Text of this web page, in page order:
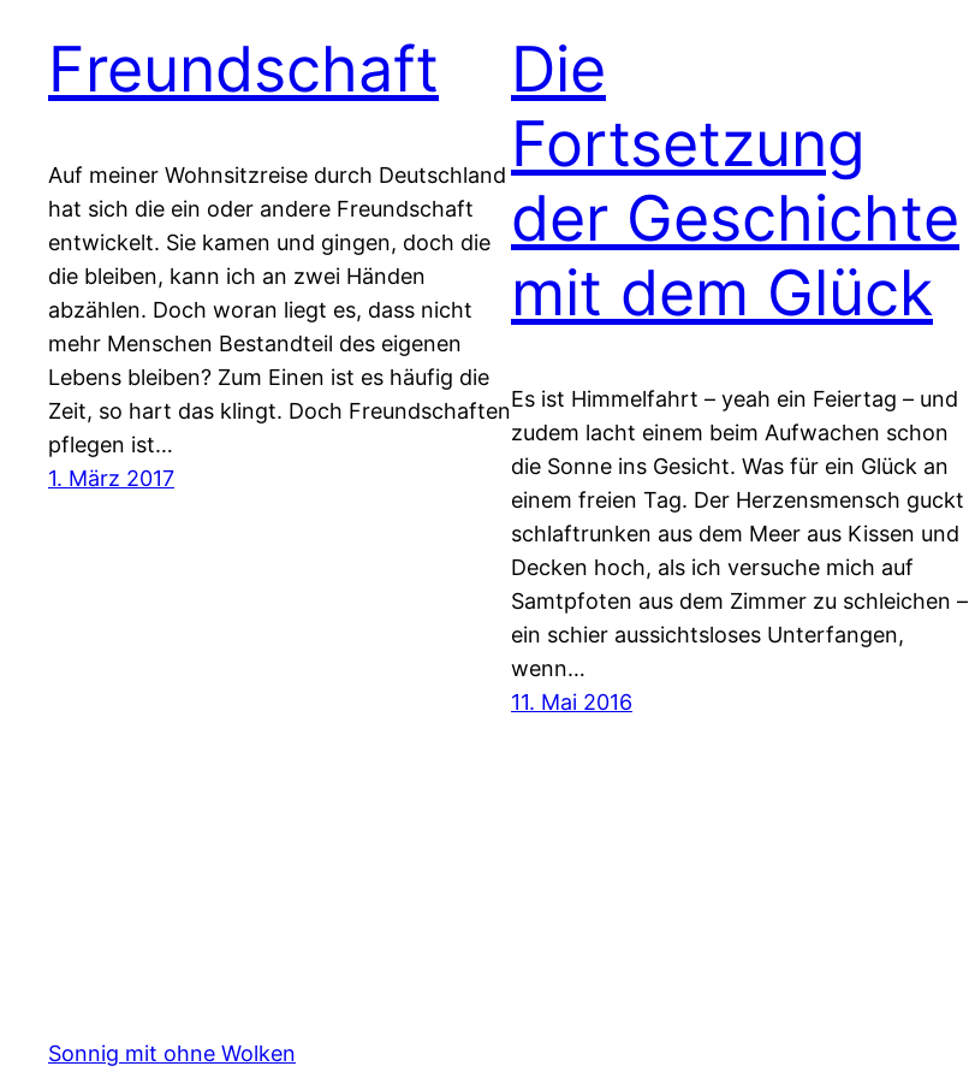
Freundschaft
Auf meiner Wohnsitzreise durch Deutschland
hat sich die ein oder andere Freundschaft
entwickelt. Sie kamen und gingen, doch die
die bleiben, kann ich an zwei Händen
abzählen. Doch woran liegt es, dass nicht
mehr Menschen Bestandteil des eigenen
Lebens bleiben? Zum Einen ist es häufig die
Zeit, so hart das klingt. Doch Freundschaften
pflegen ist…
1. März 2017
Die
Fortsetzung
der Geschichte
mit dem Glück
Es ist Himmelfahrt – yeah ein Feiertag – und
zudem lacht einem beim Aufwachen schon
die Sonne ins Gesicht. Was für ein Glück an
einem freien Tag. Der Herzensmensch guckt
schlaftrunken aus dem Meer aus Kissen und
Decken hoch, als ich versuche mich auf
Samtpfoten aus dem Zimmer zu schleichen –
ein schier aussichtsloses Unterfangen,
wenn…
11. Mai 2016
Sonnig mit ohne Wolken